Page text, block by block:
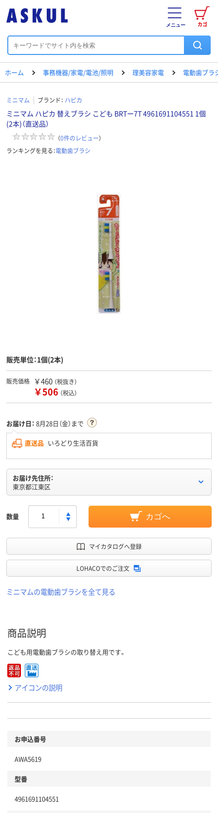
カゴ
メニュー
ホーム 事務機器/家電/電池/照明 理美容家電 電動歯ブラ
ミニマム ブランド： ハピカ
ミニマム ハピカ 替えブラシ こども BRTー7T 4961691104551 1個
(2本)（直送品）
（0件のレビュー）
ランキングを見る：電動歯ブラシ
販売単位：1個(2本)
販売価格 ￥460 （税抜き）
￥506 （税込）
お届け日： 8月28日（金）まで
直送品 いろどり生活百貨
お届け先住所：
東京都江東区
数量 カゴへ
マイカタログへ登録
LOHACOでのご注文
ミニマムの電動歯ブラシを全て見る
商品説明
こども用電動歯ブラシの取り替え用です。
アイコンの説明
お申込番号
AWA5619
型番
4961691104551